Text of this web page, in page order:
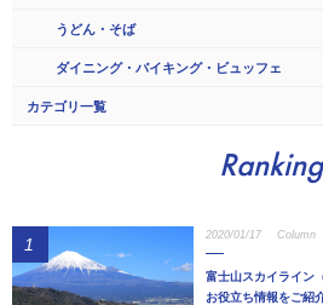
うどん・そば
ダイニング・バイキング・ビュッフェ
カテゴリ一覧
Ranking
1 2020/01/17 Column
富士山スカイライン
お役立ち情報をご紹